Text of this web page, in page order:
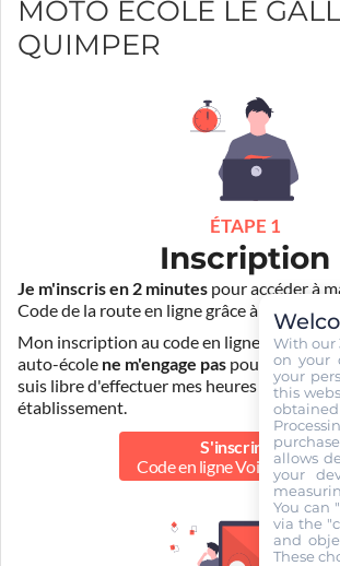
MOTO ECOLE LE GALL
QUIMPER
ÉTAPE 1
Inscription
Je m'inscris en 2 minutes pour accéder à
Code de la route en ligne grâce à
Pass
Mon inscription au code en ligne voiture
auto-école ne m'engage pas pour la suite
suis libre d'effectuer mes heures de
établissement.
S'inscrire au
Code en ligne Voiture
With our
on your
your
this
allows
your
You can
via the
and
These